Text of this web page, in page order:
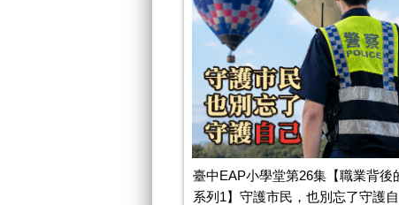
臺中EAP小學堂第26集【職業背後
系列1】守護市民，也別忘了守護